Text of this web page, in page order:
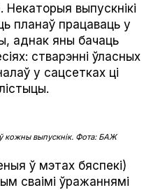
выпускнікі
планаў працаваць у
аднак яны бачаць
стварэнні ўласных
у сацсетках ці
кожны выпускнік. Фота: БАЖ
ў мэтах бяспекі)
сваімі ўражаннямі